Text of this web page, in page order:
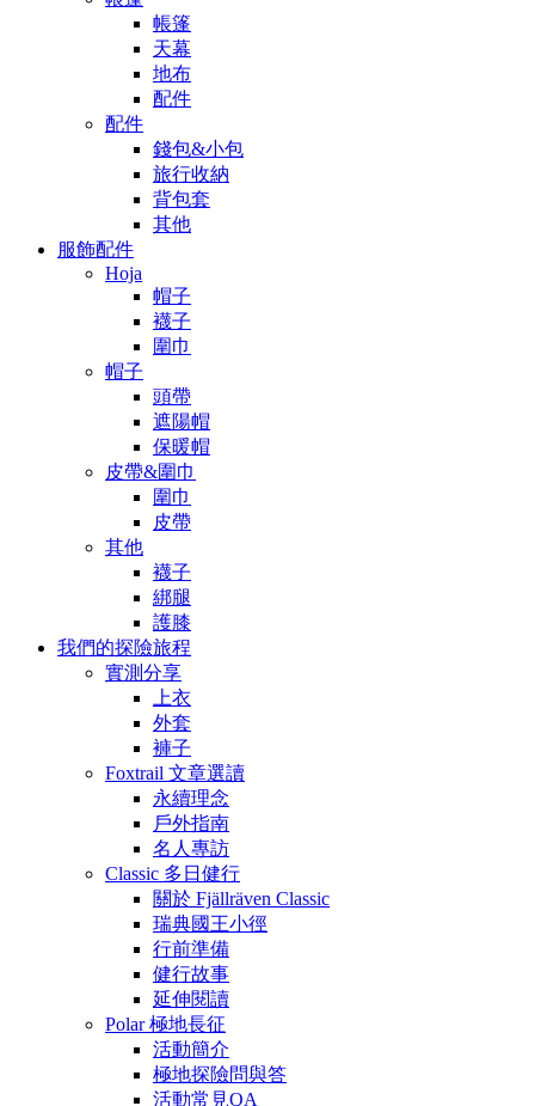
帳篷
天幕
地布
配件
配件
錢包&小包
旅行收納
背包套
其他
服飾配件
Hoja
帽子
襪子
圍巾
帽子
頭帶
遮陽帽
保暖帽
皮帶&圍巾
圍巾
皮帶
其他
襪子
綁腿
護膝
我們的探險旅程
實測分享
上衣
外套
褲子
Foxtrail 文章選讀
永續理念
戶外指南
名人專訪
Classic 多日健行
關於 Fjällräven Classic
瑞典國王小徑
行前準備
健行故事
延伸閱讀
Polar 極地長征
活動簡介
極地探險問與答
活動常見QA